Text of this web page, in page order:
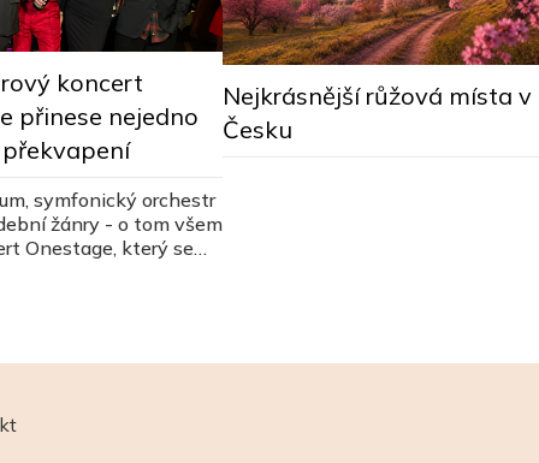
koncert
přinese nejedno
symfonický orchestr
žánry - o tom všem
Onestage, který se
Nejkrásnější růžová místa v
Česku